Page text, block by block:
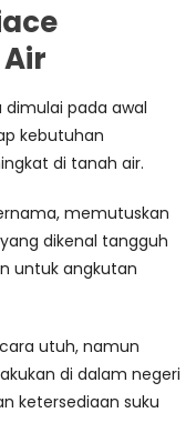
dimulai pada awal
kebutuhan
di tanah air.
memutuskan
dikenal tangguh
untuk angkutan
utuh, namun
di dalam negeri
ketersediaan suku